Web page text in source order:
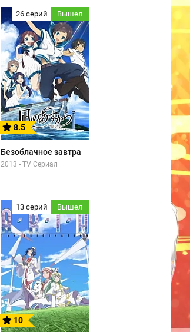
26 серий Вышел
8.5
Безоблачное завтра
2013 - TV Сериал
13 серий Вышел
10